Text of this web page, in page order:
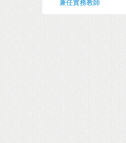
兼任實務教師